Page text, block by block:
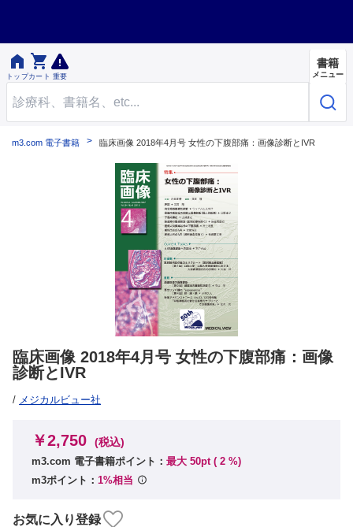

トップ

カート 重要
書籍
メニュー
m3.com 電子書籍 臨床画像 2018年4月号 女性の下腹部痛：画像診断とIVR
臨床画像 2018年4月号 女性の下腹部痛：画像
診断とIVR
/ メジカルビュー社
￥2,750 (税込)
m3.com 電子書籍ポイント： 最大 50pt ( 2 %)
m3ポイント： 1%相当
お気に入り登録